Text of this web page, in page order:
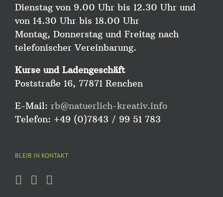
Dienstag von 9.00 Uhr bis 12.30 Uhr und
von 14.30 Uhr bis 18.00 Uhr
Montag, Donnerstag und Freitag nach
telefonischer Vereinbarung.
Kurse und Ladengeschäft
Poststraße 16, 77871 Renchen
E-Mail: rb@natuerlich-kreativ.info
Telefon: +49 (0)7843 / 99 51 783
BLEIB IN KONTAKT